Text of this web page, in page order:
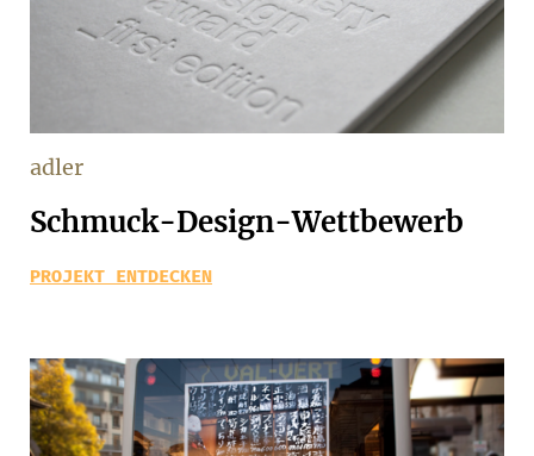
adler
Schmuck-Design-Wettbewerb
PROJEKT ENTDECKEN